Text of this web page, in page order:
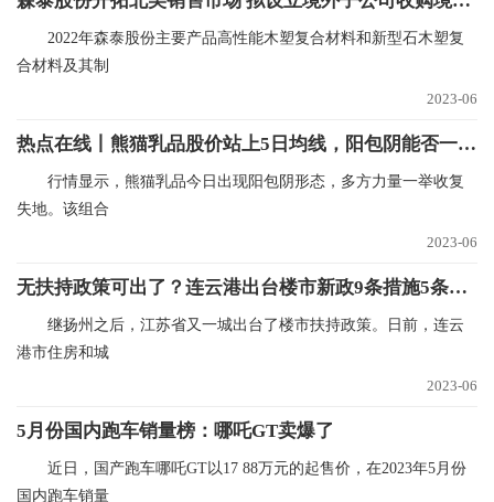
2022年森泰股份主要产品高性能木塑复合材料和新型石木塑复
合材料及其制
2023-06
热点在线丨熊猫乳品股价站上5日均线，阳包阴能否一扫颓势？看16次回测数据n
行情显示，熊猫乳品今日出现阳包阴形态，多方力量一举收复
失地。该组合
2023-06
无扶持政策可出了？连云港出台楼市新政9条措施5条与公积金相关
继扬州之后，江苏省又一城出台了楼市扶持政策。日前，连云
港市住房和城
2023-06
5月份国内跑车销量榜：哪吒GT卖爆了
近日，国产跑车哪吒GT以17 88万元的起售价，在2023年5月份
国内跑车销量